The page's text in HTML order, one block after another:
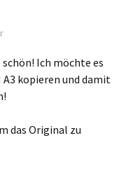
Ich möchte es
kopieren und damit
das Original zu